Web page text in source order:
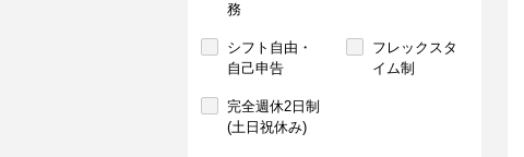
務
シフト自由・
自己申告
フレックスタ
イム制
完全週休2日制
(土日祝休み)